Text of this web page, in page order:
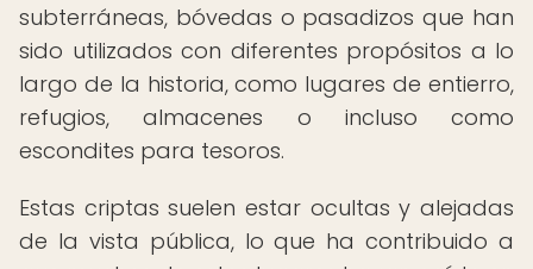
subterráneas, bóvedas o pasadizos que han
sido utilizados con diferentes propósitos a lo
largo de la historia, como lugares de entierro,
refugios, almacenes o incluso como
escondites para tesoros.
Estas criptas suelen estar ocultas y alejadas
de la vista pública, lo que ha contribuido a